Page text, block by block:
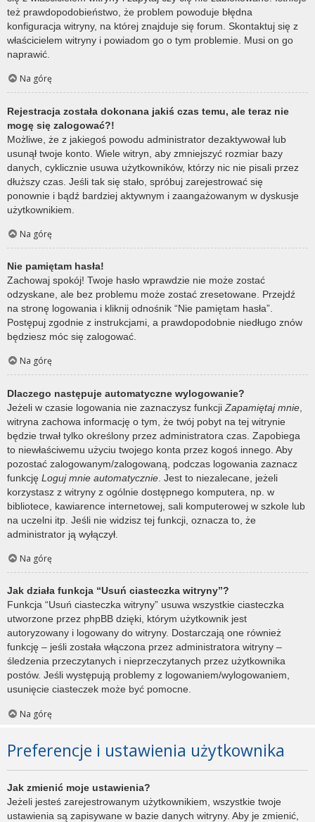
też prawdopodobieństwo, że problem powoduje błędna
konfiguracja witryny, na której znajduje się forum. Skontaktuj się z
właścicielem witryny i powiadom go o tym problemie. Musi on go
naprawić.
Na górę
Rejestracja została dokonana jakiś czas temu, ale teraz nie
mogę się zalogować?!
Możliwe, że z jakiegoś powodu administrator dezaktywował lub
usunął twoje konto. Wiele witryn, aby zmniejszyć rozmiar bazy
danych, cyklicznie usuwa użytkowników, którzy nic nie pisali przez
dłuższy czas. Jeśli tak się stało, spróbuj zarejestrować się
ponownie i bądź bardziej aktywnym i zaangażowanym w dyskusje
użytkownikiem.
Na górę
Nie pamiętam hasła!
Zachowaj spokój! Twoje hasło wprawdzie nie może zostać
odzyskane, ale bez problemu może zostać zresetowane. Przejdź
na stronę logowania i kliknij odnośnik “Nie pamiętam hasła”.
Postępuj zgodnie z instrukcjami, a prawdopodobnie niedługo znów
będziesz móc się zalogować.
Na górę
Dlaczego następuje automatyczne wylogowanie?
Jeżeli w czasie logowania nie zaznaczysz funkcji Zapamiętaj mnie
witryna zachowa informację o tym, że twój pobyt na tej witrynie
będzie trwał tylko określony przez administratora czas. Zapobiega
to niewłaściwemu użyciu twojego konta przez kogoś innego. Aby
pozostać zalogowanym/zalogowaną, podczas logowania zaznacz
funkcję Loguj mnie automatycznie . Jest to niezalecane, jeżeli
korzystasz z witryny z ogólnie dostępnego komputera, np. w
bibliotece, kawiarence internetowej, sali komputerowej w szkole lub
na uczelni itp. Jeśli nie widzisz tej funkcji, oznacza to, że
administrator ją wyłączył.
Na górę
Jak działa funkcja “Usuń ciasteczka witryny”?
Funkcja “Usuń ciasteczka witryny” usuwa wszystkie ciasteczka
utworzone przez phpBB dzięki, którym użytkownik jest
autoryzowany i logowany do witryny. Dostarczają one również
funkcję – jeśli została włączona przez administratora witryny –
śledzenia przeczytanych i nieprzeczytanych przez użytkownika
postów. Jeśli występują problemy z logowaniem/wylogowaniem,
usunięcie ciasteczek może być pomocne.
Na górę
Preferencje i ustawienia użytkownika
Jak zmienić moje ustawienia?
Jeżeli jesteś zarejestrowanym użytkownikiem, wszystkie twoje
ustawienia są zapisywane w bazie danych witryny. Aby je zmienić,